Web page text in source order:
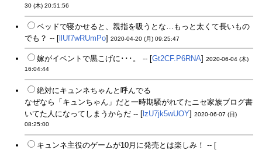
30 (木) 20:51:56
ベッドで寝かせると、親指を吸うとな…もっと太くて長いもの
でも？ -- [ llUf7wRUmPo] 2020-04-20 (月) 09:25:47
嫁がイベントで黒こげに･･･。 -- [Gt2CF.P6RNA] 2020-06-04 (木)
16:04:44
絶対にキュンネちゃんと呼んでる
なぜなら「キュンちゃん」だと一時期騒がれてたニセ家族ブログ書
いてた人になってしまうからだ -- [lzU7jk5wUOY] 2020-06-07 (日)
08:25:00
キュンネ主役のゲームが10月に発売とは楽しみ！ -- [